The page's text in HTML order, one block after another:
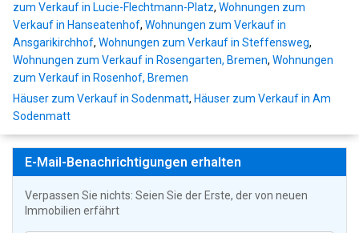
zum Verkauf in Lucie-Flechtmann-Platz, Wohnungen zum
Verkauf in Hanseatenhof, Wohnungen zum Verkauf in
Ansgarikirchhof, Wohnungen zum Verkauf in Steffensweg,
Wohnungen zum Verkauf in Rosengarten, Bremen, Wohnungen
zum Verkauf in Rosenhof, Bremen
Häuser zum Verkauf in Sodenmatt, Häuser zum Verkauf in Am
Sodenmatt
E-Mail-Benachrichtigungen erhalten
Verpassen Sie nichts: Seien Sie der Erste, der von neuen
Immobilien erfährt